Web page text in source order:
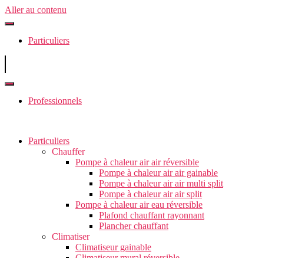
Aller au contenu
Particuliers
Professionnels
Particuliers
Chauffer
Pompe à chaleur air air réversible
Pompe à chaleur air air gainable
Pompe à chaleur air air multi split
Pompe à chaleur air air split
Pompe à chaleur air eau réversible
Plafond chauffant rayonnant
Plancher chauffant
Climatiser
Climatiseur gainable